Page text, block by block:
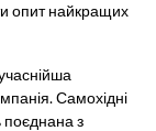
опит найкращих
Самохідні
поєднана з